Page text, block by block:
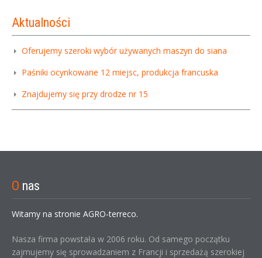
Aktualności
Oferujemy szeroki wybór używanych maszyn do siana
Paśniki ocynkowane 12 miejsc, produkcja francuska
Znajdujemy się przy drodze nr 15
O nas
Witamy na stronie AGRO-terreco.
Nasza firma powstała w 2006 roku. Od samego początku
zajmujemy się sprowadzaniem z Francji i sprzedażą szerokiej